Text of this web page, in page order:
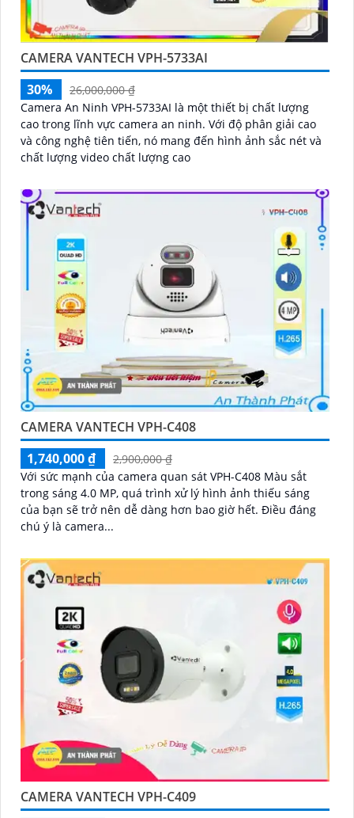
CAMERA VANTECH VPH-5733AI
30%
26,000,000 ₫
Camera An Ninh VPH-5733AI là một thiết bị chất lượng
cao trong lĩnh vực camera an ninh. Với độ phân giải cao
và công nghệ tiên tiến, nó mang đến hình ảnh sắc nét và
chất lượng video chất lượng cao
CAMERA VANTECH VPH-C408
1,740,000 ₫
2,900,000 ₫
Với sức mạnh của camera quan sát VPH-C408 Màu sắt
trong sáng 4.0 MP, quá trình xử lý hình ảnh thiếu sáng
của bạn sẽ trở nên dễ dàng hơn bao giờ hết. Điều đáng
chú ý là camera...
CAMERA VANTECH VPH-C409